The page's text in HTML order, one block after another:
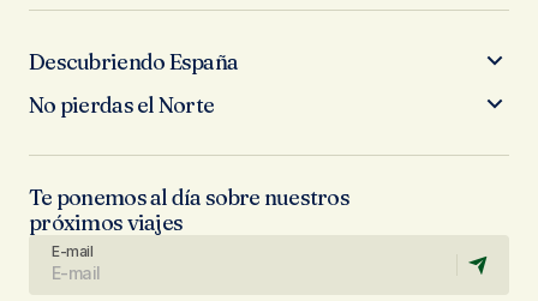
Descubriendo España
No pierdas el Norte
Te ponemos al día sobre nuestros
próximos viajes
E-mail